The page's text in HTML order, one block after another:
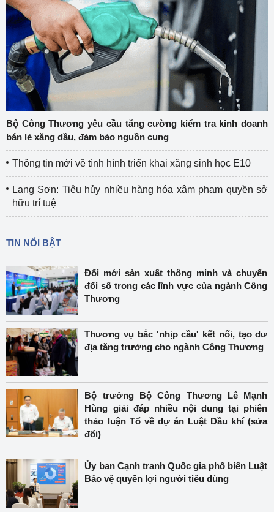
Bộ Công Thương yêu cầu tăng cường kiểm tra kinh doanh
bán lẻ xăng dầu, đảm bảo nguồn cung
Thông tin mới về tình hình triển khai xăng sinh học E10
Lạng Sơn: Tiêu hủy nhiều hàng hóa xâm phạm quyền sở
hữu trí tuệ
TIN NỔI BẬT
Đổi mới sản xuất thông minh và chuyển
đổi số trong các lĩnh vực của ngành Công
Thương
Thương vụ bắc 'nhịp cầu' kết nối, tạo dư
địa tăng trưởng cho ngành Công Thương
Bộ trưởng Bộ Công Thương Lê Mạnh
Hùng giải đáp nhiều nội dung tại phiên
thảo luận Tổ về dự án Luật Dầu khí (sửa
đổi)
Ủy ban Cạnh tranh Quốc gia phổ biến Luật
Bảo vệ quyền lợi người tiêu dùng